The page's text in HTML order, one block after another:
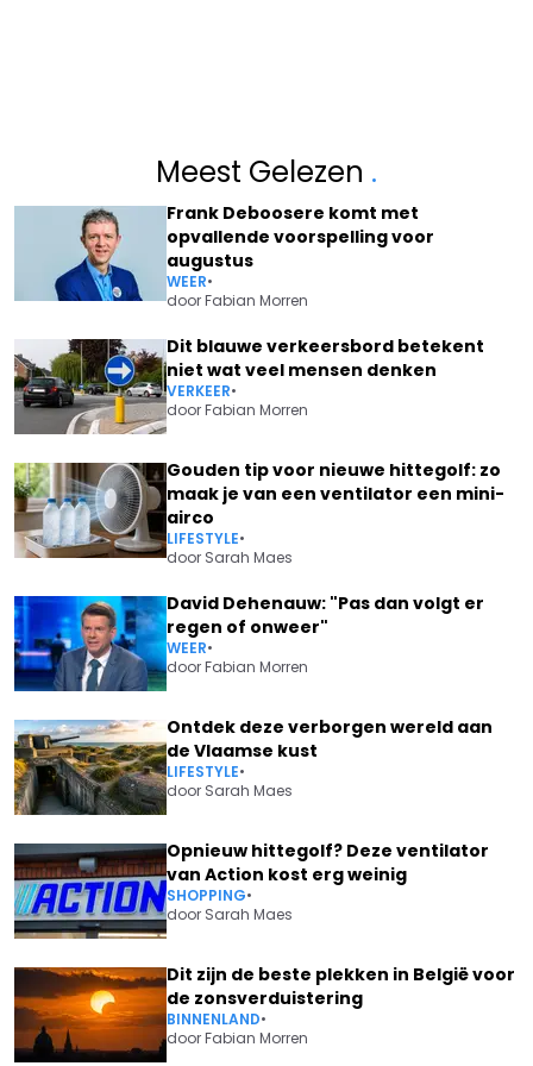
Meest Gelezen .
Frank Deboosere komt met
opvallende voorspelling voor
augustus
WEER•
doorFabian Morren
Dit blauwe verkeersbord betekent
niet wat veel mensen denken
VERKEER•
doorFabian Morren
Gouden tip voor nieuwe hittegolf: zo
maak je van een ventilator een mini-
airco
LIFESTYLE•
door Sarah Maes
David Dehenauw: "Pas dan volgt er
regen of onweer"
WEER•
doorFabian Morren
Ontdek deze verborgen wereld aan
de Vlaamse kust
LIFESTYLE•
door Sarah Maes
Opnieuw hittegolf? Deze ventilator
van Action kost erg weinig
SHOPPING•
door Sarah Maes
Dit zijn de beste plekken in België voor
de zonsverduistering
BINNENLAND•
doorFabian Morren